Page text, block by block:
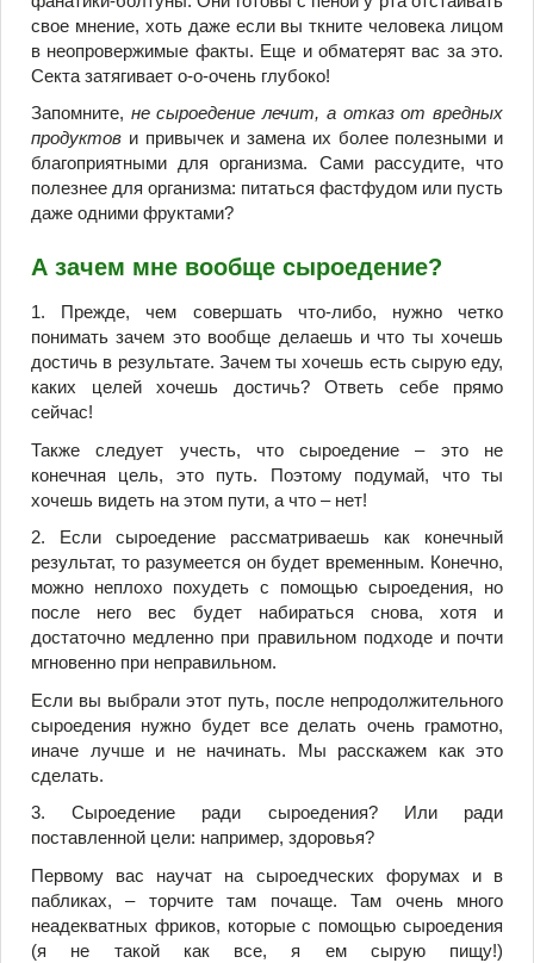
свое мнение, хоть даже если вы ткните человека лицом
в неопровержимые факты. Еще и обматерят вас за это.
Секта затягивает о-о-очень глубоко!
Запомните, не сыроедение лечит, а отказ от вредных
продуктов и привычек и замена их более полезными и
благоприятными для организма. Сами рассудите, что
полезнее для организма: питаться фастфудом или пусть
даже одними фруктами?
А зачем мне вообще сыроедение?
1. Прежде, чем совершать что-либо, нужно четко
понимать зачем это вообще делаешь и что ты хочешь
достичь в результате. Зачем ты хочешь есть сырую еду,
каких целей хочешь достичь? Ответь себе прямо
сейчас!
Также следует учесть, что сыроедение – это не
конечная цель, это путь. Поэтому подумай, что ты
хочешь видеть на этом пути, а что – нет!
2. Если сыроедение рассматриваешь как конечный
результат, то разумеется он будет временным. Конечно,
можно неплохо похудеть с помощью сыроедения, но
после него вес будет набираться снова, хотя и
достаточно медленно при правильном подходе и почти
мгновенно при неправильном.
Если вы выбрали этот путь, после непродолжительного
сыроедения нужно будет все делать очень грамотно,
иначе лучше и не начинать. Мы расскажем как это
сделать.
3. Сыроедение ради сыроедения? Или ради
поставленной цели: например, здоровья?
Первому вас научат на сыроедческих форумах и в
пабликах, – торчите там почаще. Там очень много
неадекватных фриков, которые с помощью сыроедения
(я не такой как все, я ем сырую пищу!)